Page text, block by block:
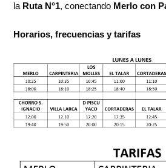
la Ruta N°1, conectando Merlo con
Horarios, frecuencias y tarifas